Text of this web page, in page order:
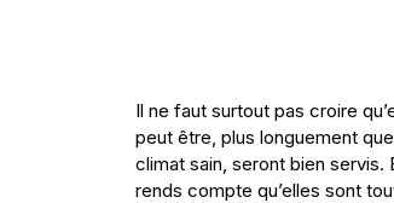
Il ne faut surtout pas croire
peut être, plus longuement
climat sain, seront bien
rends compte qu’elles sont